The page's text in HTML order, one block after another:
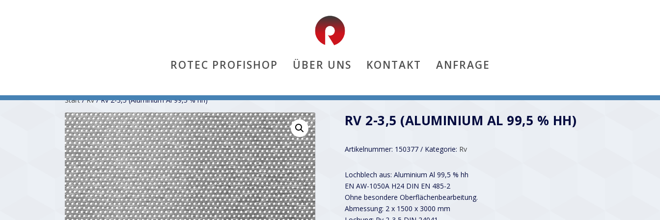
ROTEC PROFISHOP ÜBER UNS KONTAKT ANFRAGE
Start/Rv/ Rv 2-3,5 (Aluminium Al 99,5 % hh)
RV 2-3,5 (ALUMINIUM AL 99,5 % HH)
Artikelnummer: 150377 Kategorie: Rv
Lochblech aus: Aluminium Al 99,5 % hh
EN AW-1050A H24 DIN EN 485-2
Ohne besondere Oberflächenbearbeitung.
Abmessung: 2 x 1500 x 3000 mm